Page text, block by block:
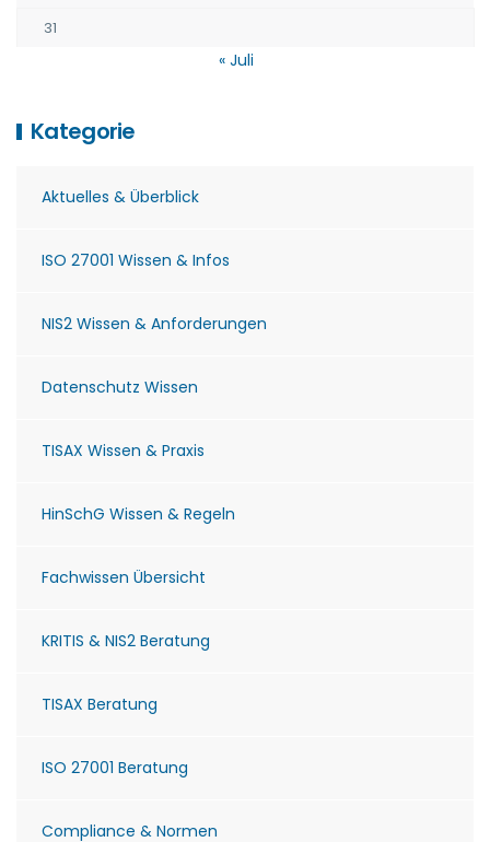
31
« Juli
Kategorie
Aktuelles & Überblick
ISO 27001 Wissen & Infos
NIS2 Wissen & Anforderungen
Datenschutz Wissen
TISAX Wissen & Praxis
HinSchG Wissen & Regeln
Fachwissen Übersicht
KRITIS & NIS2 Beratung
TISAX Beratung
ISO 27001 Beratung
Compliance & Normen